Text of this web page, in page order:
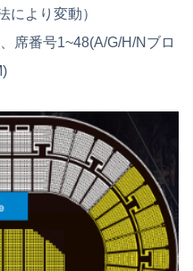
により変動）
席番号1~48(A/G/H/Nブロ